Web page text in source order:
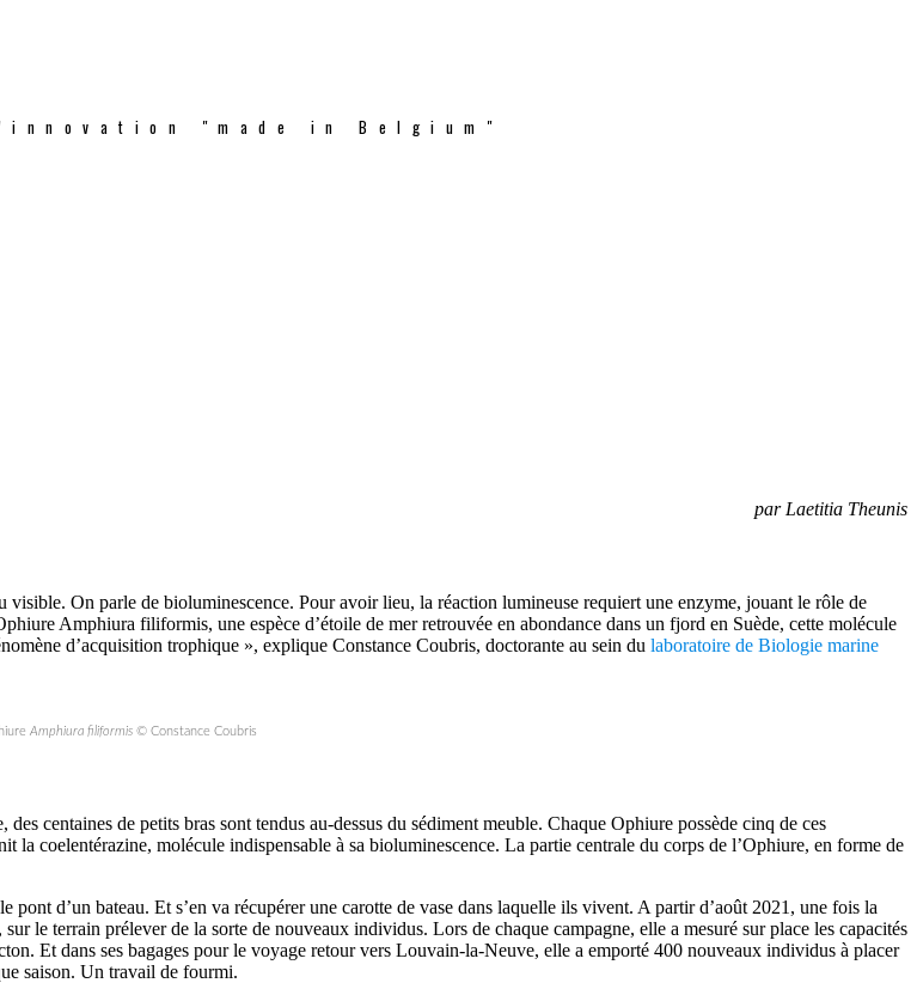
"made in Belgium"
par Laetitia Theunis
visible. On parle de bioluminescence. Pour avoir lieu, la réaction lumineuse requiert une enzyme, jouant le rôle de
Amphiura filiformis, une espèce d’étoile de mer retrouvée en abondance dans un fjord en Suède, cette molécule
d’acquisition trophique », explique Constance Coubris, doctorante au sein du laboratoire de Biologie marine
Amphiura filiformis© Constance Coubris
centaines de petits bras sont tendus au-dessus du sédiment meuble. Chaque Ophiure possède cinq de ces
coelentérazine, molécule indispensable à sa bioluminescence. La partie centrale du corps de l’Ophiure, en forme de
d’un bateau. Et s’en va récupérer une carotte de vase dans laquelle ils vivent. A partir d’août 2021, une fois la
le terrain prélever de la sorte de nouveaux individus. Lors de chaque campagne, elle a mesuré sur place les capacités
Et dans ses bagages pour le voyage retour vers Louvain-la-Neuve, elle a emporté 400 nouveaux individus à placer
saison. Un travail de fourmi.